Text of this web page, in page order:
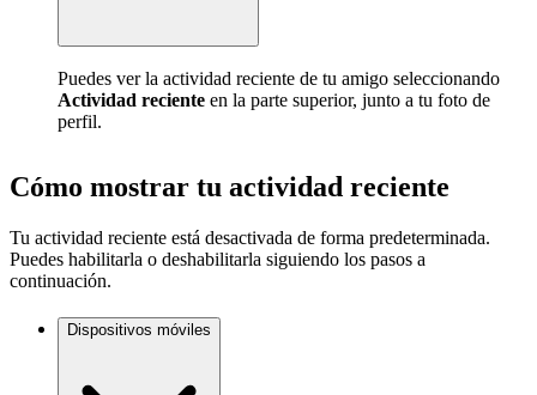
Puedes ver la actividad reciente de tu amigo seleccionando
Actividad reciente en la parte superior, junto a tu foto de
perfil.
Cómo mostrar tu actividad reciente
Tu actividad reciente está desactivada de forma predeterminada.
Puedes habilitarla o deshabilitarla siguiendo los pasos a
continuación.
Dispositivos móviles